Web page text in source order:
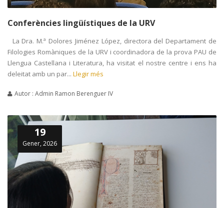
Conferències lingüístiques de la URV
La Dra. M.ª Dolores Jiménez López, directora del Departament de
Filologies Romàniques de la URV i coordinadora de la prova PAU de
Llengua Castellana i Literatura, ha visitat el nostre centre i ens ha
deleitat amb un par... Llegir més
Autor : Admin Ramon Berenguer IV
19
Gener, 2026